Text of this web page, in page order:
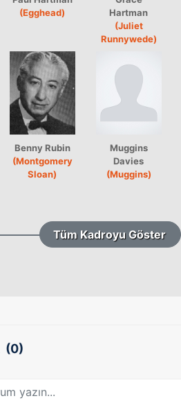
(Egghead)
Hartman
(Juliet
Runnywede)
Benny Rubin
(Montgomery
Sloan)
Muggins
Davies
(Muggins)
Tüm Kadroyu Göster
(0)